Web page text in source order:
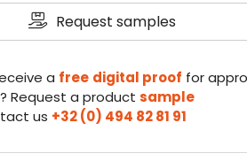
Request samples
a free digital proof for
Request a product sample
us +32 (0) 494 82 81 91
die voldoen aan de
spamvrij zijn worden door
geaccepteerd en
op basis van
dan 1% van de
meldde een
contactgegevens van de